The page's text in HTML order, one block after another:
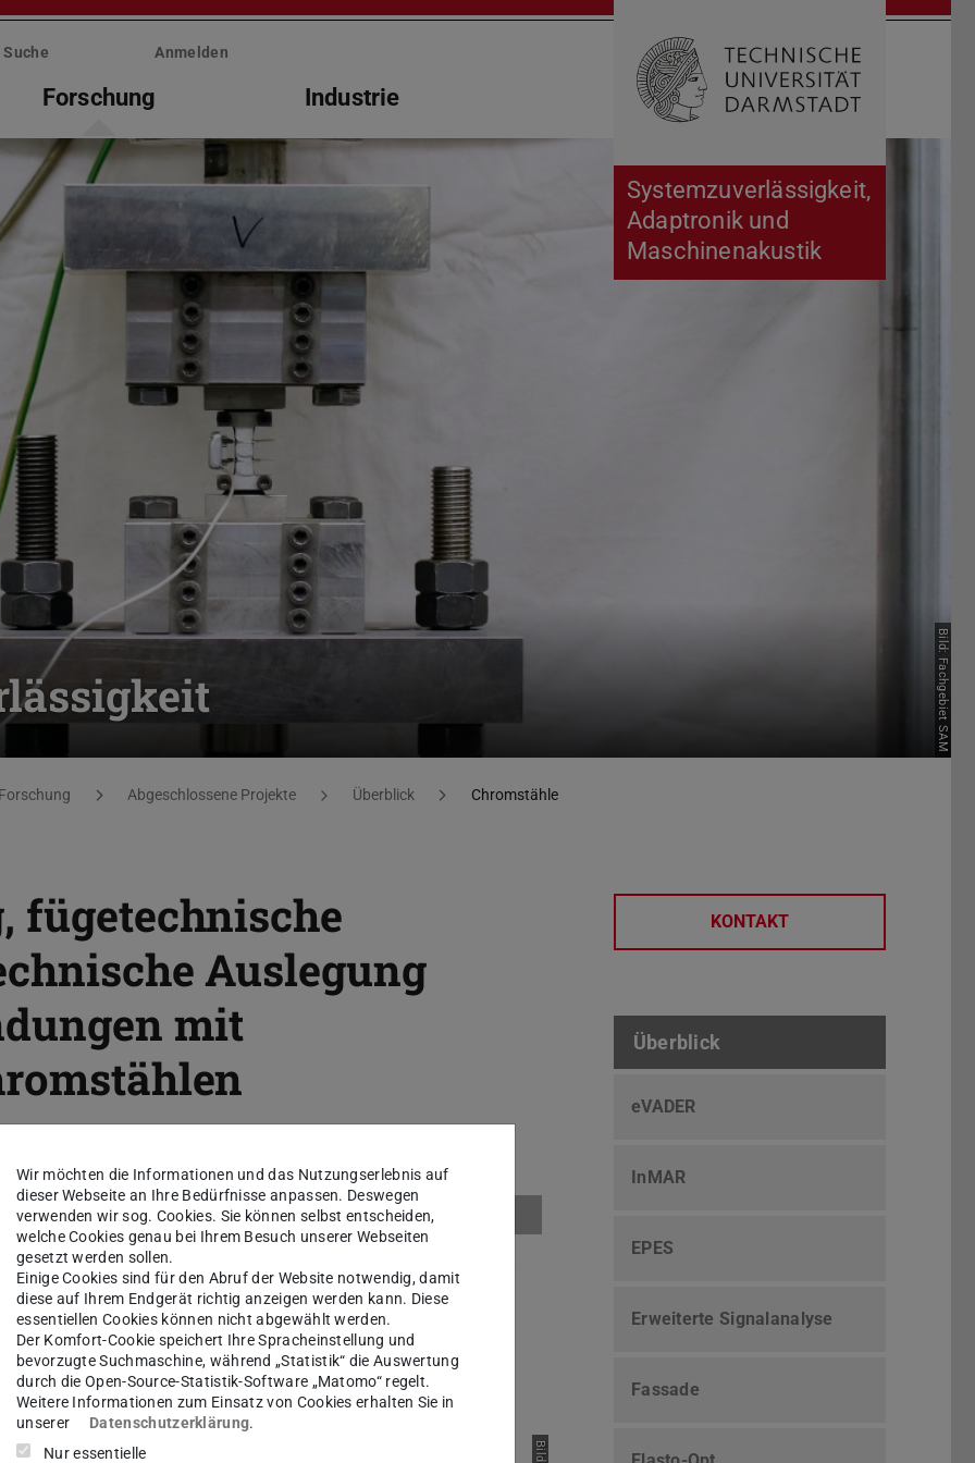
Systemzuverlässigkeit,
Adaptronik und
Maschinenakustik
Suche Anmelden
Forschung Industrie Suche öffnen
Bild: Fachgebiet SAM
Forschung Abgeschlossene Projekte Überblick Chromstähle
Auslegung
mit
von der
in
KONTAKT
Überblick
eVADER
InMAR
EPES
Erweiterte Signalanalyse
Fassade
Wir möchten die Informationen und das Nutzungserlebnis auf
dieser Webseite an Ihre Bedürfnisse anpassen. Deswegen
verwenden wir sog. Cookies. Sie können selbst entscheiden,
welche Cookies genau bei Ihrem Besuch unserer Webseiten
gesetzt werden sollen.
Einige Cookies sind für den Abruf der Website notwendig, damit
diese auf Ihrem Endgerät richtig anzeigen werden kann. Diese
essentiellen Cookies können nicht abgewählt werden.
Der Komfort-Cookie speichert Ihre Spracheinstellung und
bevorzugte Suchmaschine, während „Statistik“ die Auswertung
durch die Open-Source-Statistik-Software „Matomo“ regelt.
Weitere Informationen zum Einsatz von Cookies erhalten Sie in
unserer
Datenschutzerklärung.
Nur essentielle